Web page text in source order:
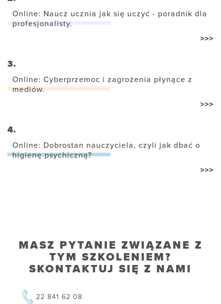
Online: Naucz ucznia jak się uczyć - poradnik dla
profesjonalisty.
>>>
3.
Online: Cyberprzemoc i zagrożenia płynące z
mediów.
>>>
4.
Online: Dobrostan nauczyciela, czyli jak dbać o
higienę psychiczną?
>>>
MASZ PYTANIE ZWIĄZANE Z
TYM SZKOLENIEM?
SKONTAKTUJ SIĘ Z NAMI
22 841 62 08